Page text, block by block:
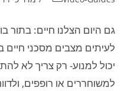
גם היום הצלנו חיים: בתור
לעיתים מצבים מסכני
יכול למנוע- רק צריך לא
למשוחררים או רופפים,